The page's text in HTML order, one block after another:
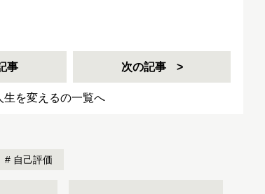
事 次の記事
生を変えるの一覧へ
自己評価